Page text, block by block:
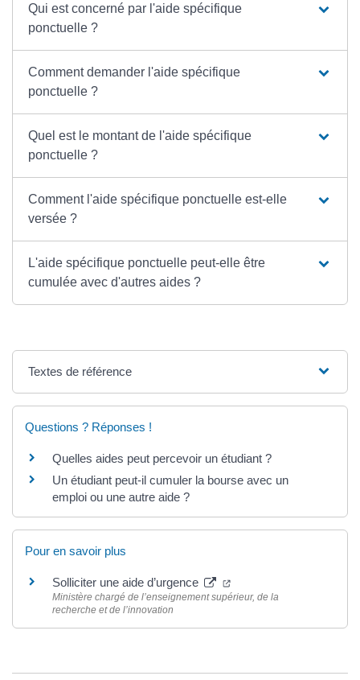
Qui est concerné par l'aide spécifique
ponctuelle ?
Comment demander l'aide spécifique
ponctuelle ?
Quel est le montant de l'aide spécifique
ponctuelle ?
Comment l'aide spécifique ponctuelle est-elle
versée ?
L'aide spécifique ponctuelle peut-elle être
cumulée avec d'autres aides ?
Textes de référence
Questions ? Réponses !
Quelles aides peut percevoir un étudiant ?
Un étudiant peut-il cumuler la bourse avec un
emploi ou une autre aide ?
Pour en savoir plus
Solliciter une aide d’urgence
Ministère chargé de l’enseignement supérieur, de la
recherche et de l’innovation